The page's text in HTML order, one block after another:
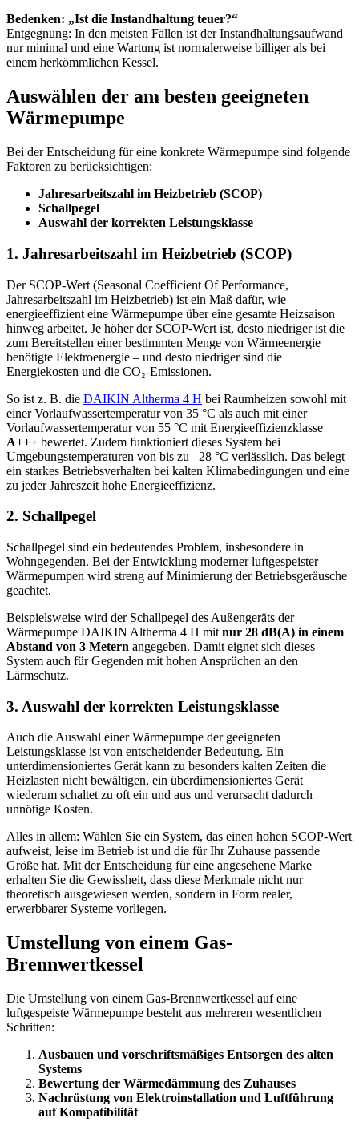
Bedenken: „Ist die Instandhaltung teuer?“
Entgegnung: In den meisten Fällen ist der Instandhaltungsaufwand
nur minimal und eine Wartung ist normalerweise billiger als bei
einem herkömmlichen Kessel.
Auswählen der am besten geeigneten
Wärmepumpe
Bei der Entscheidung für eine konkrete Wärmepumpe sind folgende
Faktoren zu berücksichtigen:
Jahresarbeitszahl im Heizbetrieb (SCOP)
Schallpegel
Auswahl der korrekten Leistungsklasse
1. Jahresarbeitszahl im Heizbetrieb (SCOP)
Der SCOP-Wert (Seasonal Coefficient Of Performance,
Jahresarbeitszahl im Heizbetrieb) ist ein Maß dafür, wie
energieeffizient eine Wärmepumpe über eine gesamte Heizsaison
hinweg arbeitet. Je höher der SCOP-Wert ist, desto niedriger ist die
zum Bereitstellen einer bestimmten Menge von Wärmeenergie
benötigte Elektroenergie – und desto niedriger sind die
Energiekosten und die CO₂-Emissionen.
So ist z. B. die DAIKIN Altherma 4 H bei Raumheizen sowohl mit
einer Vorlaufwassertemperatur von 35 °C als auch mit einer
Vorlaufwassertemperatur von 55 °C mit Energieeffizienzklasse
A+++ bewertet. Zudem funktioniert dieses System bei
Umgebungstemperaturen von bis zu –28 °C verlässlich. Das belegt
ein starkes Betriebsverhalten bei kalten Klimabedingungen und eine
zu jeder Jahreszeit hohe Energieeffizienz.
2. Schallpegel
Schallpegel sind ein bedeutendes Problem, insbesondere in
Wohngegenden. Bei der Entwicklung moderner luftgespeister
Wärmepumpen wird streng auf Minimierung der Betriebsgeräusche
geachtet.
Beispielsweise wird der Schallpegel des Außengeräts der
Wärmepumpe DAIKIN Altherma 4 H mit nur 28 dB(A) in einem
Abstand von 3 Metern angegeben. Damit eignet sich dieses
System auch für Gegenden mit hohen Ansprüchen an den
Lärmschutz.
3. Auswahl der korrekten Leistungsklasse
Auch die Auswahl einer Wärmepumpe der geeigneten
Leistungsklasse ist von entscheidender Bedeutung. Ein
unterdimensioniertes Gerät kann zu besonders kalten Zeiten die
Heizlasten nicht bewältigen, ein überdimensioniertes Gerät
wiederum schaltet zu oft ein und aus und verursacht dadurch
unnötige Kosten.
Alles in allem: Wählen Sie ein System, das einen hohen SCOP-Wert
aufweist, leise im Betrieb ist und die für Ihr Zuhause passende
Größe hat. Mit der Entscheidung für eine angesehene Marke
erhalten Sie die Gewissheit, dass diese Merkmale nicht nur
theoretisch ausgewiesen werden, sondern in Form realer,
erwerbbarer Systeme vorliegen.
Umstellung von einem Gas-
Brennwertkessel
Die Umstellung von einem Gas-Brennwertkessel auf eine
luftgespeiste Wärmepumpe besteht aus mehreren wesentlichen
Schritten:
Ausbauen und vorschriftsmäßiges Entsorgen des alten
Systems
Bewertung der Wärmedämmung des Zuhauses
Nachrüstung von Elektroinstallation und Luftführung
auf Kompatibilität